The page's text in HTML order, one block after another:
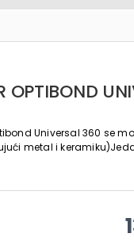
OPTIBOND
Universal 360 se
metal i